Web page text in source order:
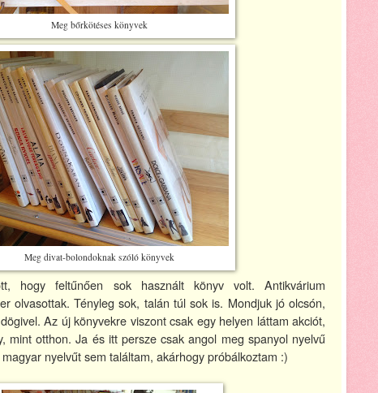
Meg bőrkötéses könyvek
Meg divat-bolondoknak szóló könyvek
hogy feltűnően sok használt könyv volt. Antikvárium
olvasottak. Tényleg sok, talán túl sok is. Mondjuk jó olcsón,
Az új könyvekre viszont csak egy helyen láttam akciót,
mint otthon. Ja és itt persze csak angol meg spanyol nyelvű
nyelvűt sem találtam, akárhogy próbálkoztam :)